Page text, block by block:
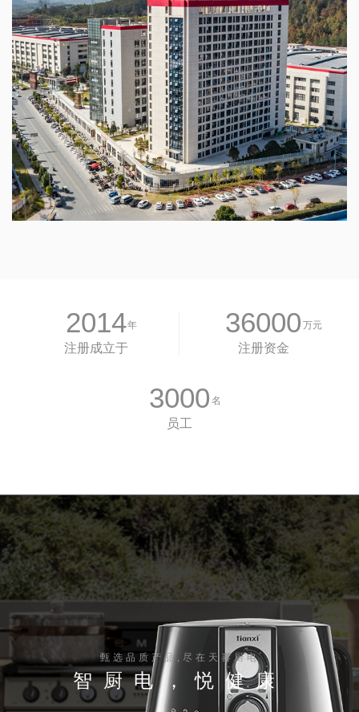
2014年
注册成立于
36000 万元
注册资金
3000 名
员工
甄选品质产品,尽在天喜厨电
智厨电，悦健康